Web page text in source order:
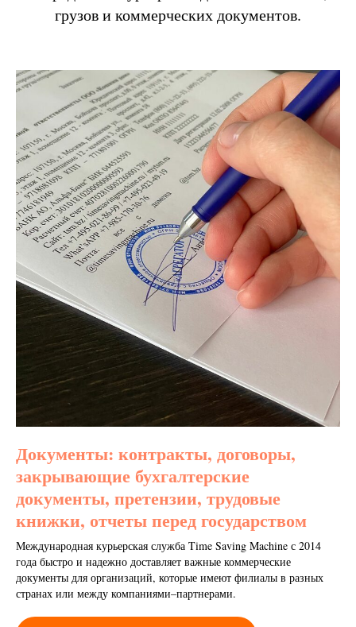
грузов и коммерческих документов.
Документы: контракты, договоры,
закрывающие бухгалтерские
документы, претензии, трудовые
книжки, отчеты перед государством
Международная курьерская служба Time Saving Machine с 2014
года быстро и надежно доставляет важные коммерческие
документы для организаций, которые имеют филиалы в разных
странах или между компаниями–партнерами.